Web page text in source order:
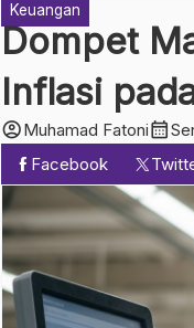
Keuangan
Dompet
Inflasi
account_circleMuhamad Fatonicalendar_month
Facebook